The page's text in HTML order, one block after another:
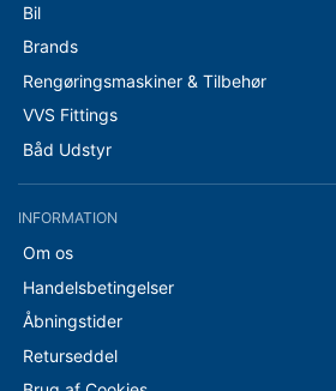
Bil
Brands
Rengøringsmaskiner & Tilbehør
VVS Fittings
Båd Udstyr
INFORMATION
Om os
Handelsbetingelser
Åbningstider
Returseddel